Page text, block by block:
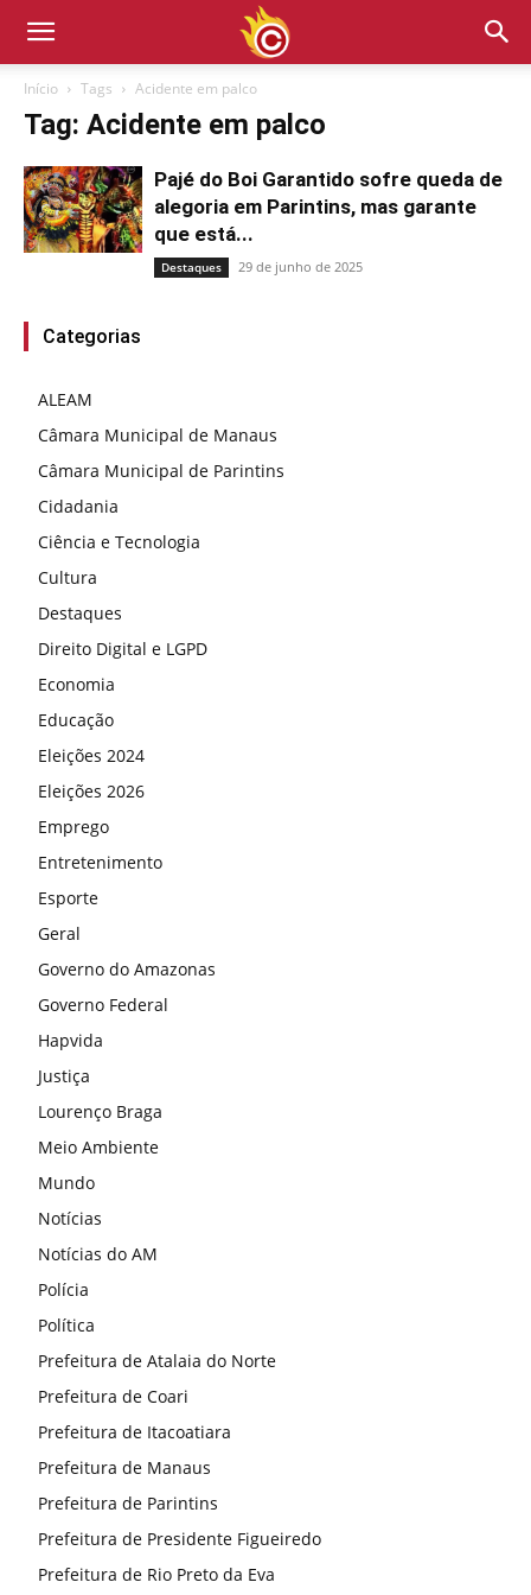
Início Tags Acidente em palco
Tag: Acidente em palco
Pajé do Boi Garantido sofre queda de
alegoria em Parintins, mas garante
que está...
Destaques 29 de junho de 2025
Categorias
ALEAM
Câmara Municipal de Manaus
Câmara Municipal de Parintins
Cidadania
Ciência e Tecnologia
Cultura
Destaques
Direito Digital e LGPD
Economia
Educação
Eleições 2024
Eleições 2026
Emprego
Entretenimento
Esporte
Geral
Governo do Amazonas
Governo Federal
Hapvida
Justiça
Lourenço Braga
Meio Ambiente
Mundo
Notícias
Notícias do AM
Polícia
Política
Prefeitura de Atalaia do Norte
Prefeitura de Coari
Prefeitura de Itacoatiara
Prefeitura de Manaus
Prefeitura de Parintins
Prefeitura de Presidente Figueiredo
Prefeitura de Rio Preto da Eva